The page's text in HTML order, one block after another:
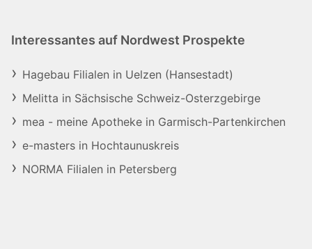
Interessantes auf Nordwest Prospekte
Hagebau Filialen in Uelzen (Hansestadt)
Melitta in Sächsische Schweiz-Osterzgebirge
mea - meine Apotheke in Garmisch-Partenkirchen
e-masters in Hochtaunuskreis
NORMA Filialen in Petersberg